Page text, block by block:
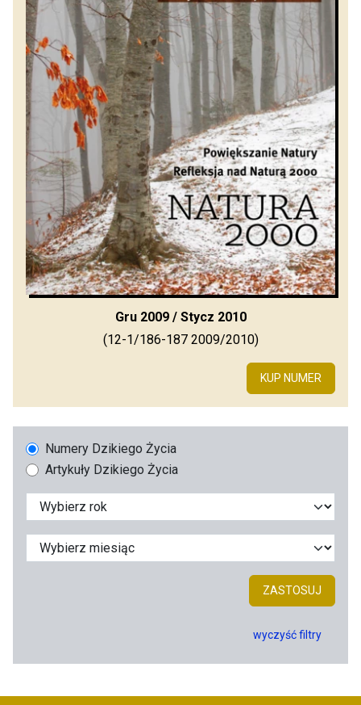
Gru 2009 / Stycz 2010
(12-1/186-187 2009/2010)
KUP NUMER
Numery Dzikiego Życia
Artykuły Dzikiego Życia
ZASTOSUJ
wyczyść filtry